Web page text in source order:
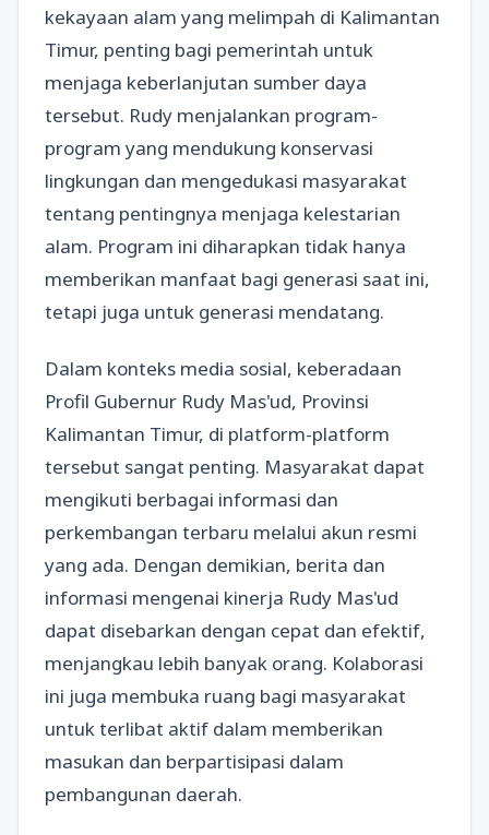
kekayaan alam yang melimpah di Kalimantan
Timur, penting bagi pemerintah untuk
menjaga keberlanjutan sumber daya
tersebut. Rudy menjalankan program-
program yang mendukung konservasi
lingkungan dan mengedukasi masyarakat
tentang pentingnya menjaga kelestarian
alam. Program ini diharapkan tidak hanya
memberikan manfaat bagi generasi saat ini,
tetapi juga untuk generasi mendatang.
Dalam konteks media sosial, keberadaan
Profil Gubernur Rudy Mas'ud, Provinsi
Kalimantan Timur, di platform-platform
tersebut sangat penting. Masyarakat dapat
mengikuti berbagai informasi dan
perkembangan terbaru melalui akun resmi
yang ada. Dengan demikian, berita dan
informasi mengenai kinerja Rudy Mas'ud
dapat disebarkan dengan cepat dan efektif,
menjangkau lebih banyak orang. Kolaborasi
ini juga membuka ruang bagi masyarakat
untuk terlibat aktif dalam memberikan
masukan dan berpartisipasi dalam
pembangunan daerah.